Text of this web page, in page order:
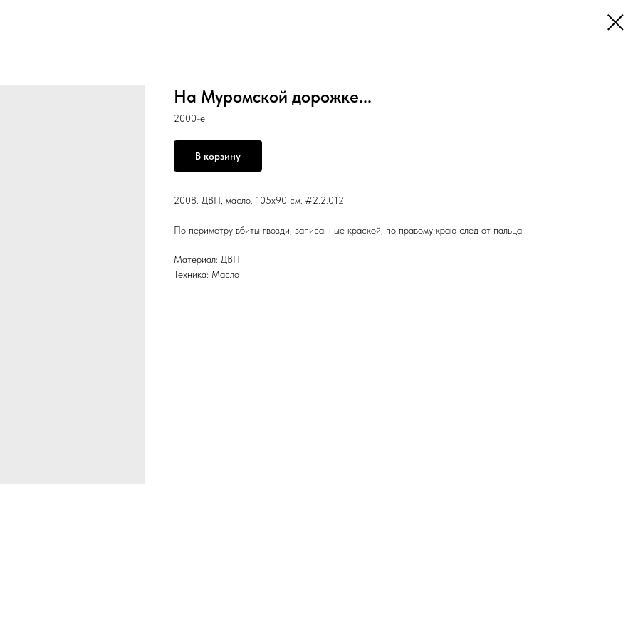
На Муромской дорожке...
2000-е
В корзину
2008. ДВП, масло. 105x90 см. #2.2.012
По периметру вбиты гвозди, записанные краской, по правому краю след от пальца.
Материал: ДВП
Техника: Масло